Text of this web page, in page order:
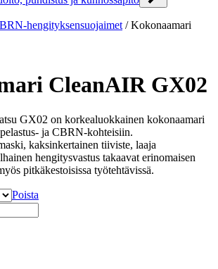
hengityksensuojaimet /Kokonaamari
CleanAIR GX02
GX02 on korkealuokkainen kokonaamari
ja CBRN-kohteisiin.
kaksinkertainen tiiviste, laaja
hengitysvastus takaavat erinomaisen
pitkäkestoisissa työtehtävissä.
Poista